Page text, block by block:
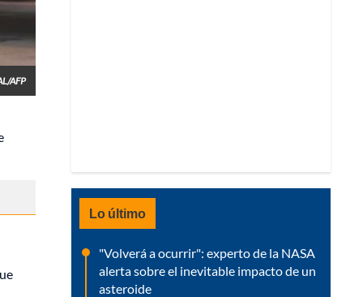
AFP
Lo último
"Volverá a ocurrir": experto de la NASA
alerta sobre el inevitable impacto de un
asteroide